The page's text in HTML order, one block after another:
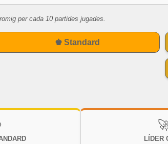
per cada 10 partides jugades.
♚ Standard
LÍDER